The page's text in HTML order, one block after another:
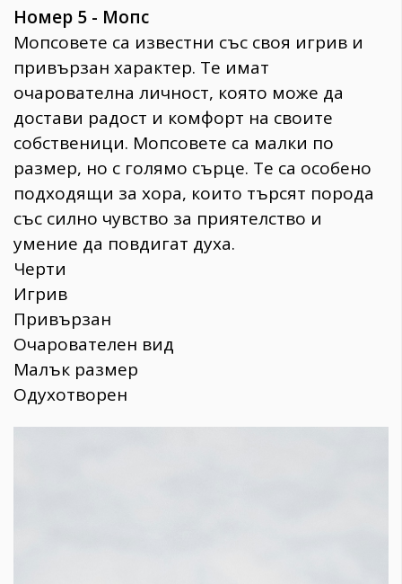
Номер 5 - Мопс
Мопсовете са известни със своя игрив и
привързан характер. Те имат
очарователна личност, която може да
достави радост и комфорт на своите
собственици. Мопсовете са малки по
размер, но с голямо сърце. Те са особено
подходящи за хора, които търсят порода
със силно чувство за приятелство и
умение да повдигат духа.
Черти
Игрив
Привързан
Очарователен вид
Малък размер
Одухотворен